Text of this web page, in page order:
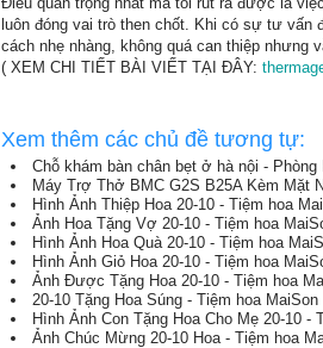
luôn đóng vai trò then chốt. Khi có sự tư
cách nhẹ nhàng, không quá can thiệp nhưng
( XEM CHI TIẾT BÀI VIẾT TẠI ĐÂY:
Xem thêm các chủ đề tương tự:
Chỗ khám bàn chân bẹt ở hà nội -
Máy Trợ Thở BMC G2S B25A Kèm Mặt
Hình Ảnh Thiệp Hoa 20-10 - Tiệm hoa
Ảnh Hoa Tặng Vợ 20-10 - Tiệm hoa
Hình Ảnh Hoa Quà 20-10 - Tiệm hoa
Hình Ảnh Giỏ Hoa 20-10 - Tiệm hoa
Ảnh Được Tặng Hoa 20-10 - Tiệm hoa
20-10 Tặng Hoa Súng - Tiệm hoa MaiSon
Hình Ảnh Con Tặng Hoa Cho Mẹ 20-10 -
Ảnh Chúc Mừng 20-10 Hoa - Tiệm hoa